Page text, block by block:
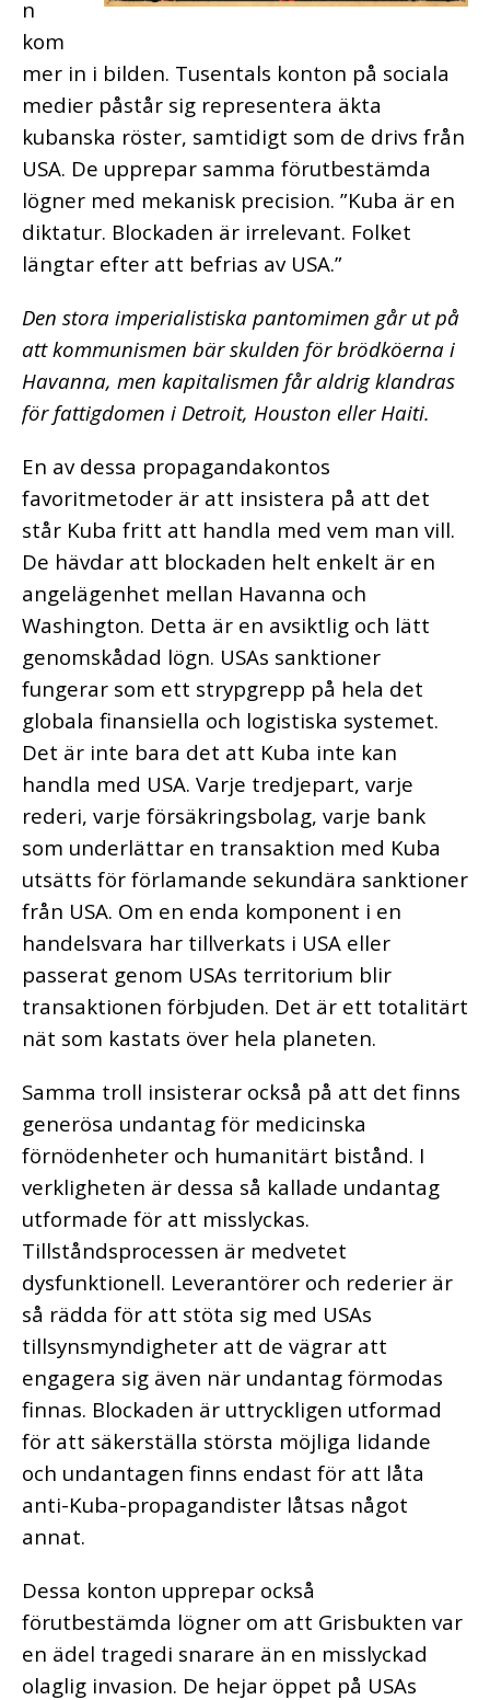
n
kom
mer in i bilden. Tusentals konton på sociala
medier påstår sig representera äkta
kubanska röster, samtidigt som de drivs från
USA. De upprepar samma förutbestämda
lögner med mekanisk precision. ”Kuba är en
diktatur. Blockaden är irrelevant. Folket
längtar efter att befrias av USA.”
Den stora imperialistiska pantomimen går ut på
att kommunismen bär skulden för brödköerna i
Havanna, men kapitalismen får aldrig klandras
för fattigdomen i Detroit, Houston eller Haiti.
En av dessa propagandakontos
favoritmetoder är att insistera på att det
står Kuba fritt att handla med vem man vill.
De hävdar att blockaden helt enkelt är en
angelägenhet mellan Havanna och
Washington. Detta är en avsiktlig och lätt
genomskådad lögn. USAs sanktioner
fungerar som ett strypgrepp på hela det
globala finansiella och logistiska systemet.
Det är inte bara det att Kuba inte kan
handla med USA. Varje tredjepart, varje
rederi, varje försäkringsbolag, varje bank
som underlättar en transaktion med Kuba
utsätts för förlamande sekundära sanktioner
från USA. Om en enda komponent i en
handelsvara har tillverkats i USA eller
passerat genom USAs territorium blir
transaktionen förbjuden. Det är ett totalitärt
nät som kastats över hela planeten.
Samma troll insisterar också på att det finns
generösa undantag för medicinska
förnödenheter och humanitärt bistånd. I
verkligheten är dessa så kallade undantag
utformade för att misslyckas.
Tillståndsprocessen är medvetet
dysfunktionell. Leverantörer och rederier är
så rädda för att stöta sig med USAs
tillsynsmyndigheter att de vägrar att
engagera sig även när undantag förmodas
finnas. Blockaden är uttryckligen utformad
för att säkerställa största möjliga lidande
och undantagen finns endast för att låta
anti-Kuba-propagandister låtsas något
annat.
Dessa konton upprepar också
förutbestämda lögner om att Grisbukten var
en ädel tragedi snarare än en misslyckad
olaglig invasion. De hejar öppet på USAs